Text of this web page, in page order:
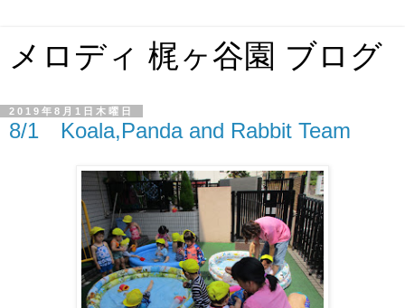
メロディ 梶ヶ谷園 ブログ
2019年8月1日木曜日
8/1 Koala,Panda and Rabbit Team